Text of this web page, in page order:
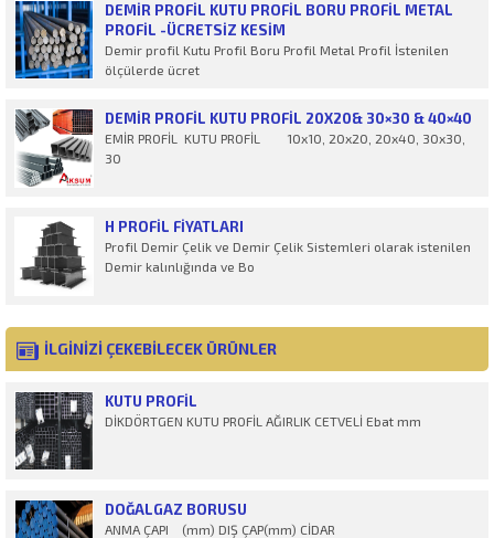
DEMIR PROFIL KUTU PROFIL BORU PROFIL METAL
PROFIL -ÜCRETSİZ KESİM
Demir profil Kutu Profil Boru Profil Metal Profil İstenilen
ölçülerde ücret
DEMIR PROFIL KUTU PROFIL 20X20& 30×30 & 40×40
EMİR PROFİL KUTU PROFİL 10x10, 20x20, 20x40, 30x30,
30
H PROFİL FIYATLARI
Profil Demir Çelik ve Demir Çelik Sistemleri olarak istenilen
Demir kalınlığında ve Bo
İLGİNİZİ ÇEKEBİLECEK ÜRÜNLER
KUTU PROFIL
DİKDÖRTGEN KUTU PROFİL AĞIRLIK CETVELİ Ebat mm
DOĞALGAZ BORUSU
ANMA ÇAPI (mm) DIŞ ÇAP(mm) CİDAR